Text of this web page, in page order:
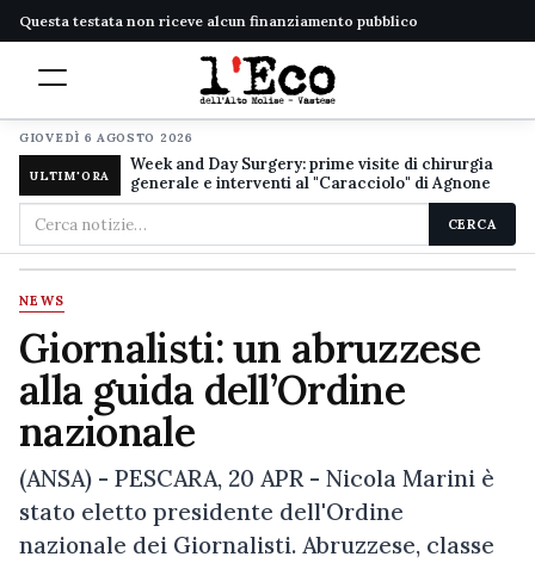
Questa testata non riceve alcun finanziamento pubblico
GIOVEDÌ 6 AGOSTO 2026
ULTIM'ORA
Week and Day Surgery: prime visite di chirurgia
generale e interventi al "Caracciolo" di Agnone
Cerca
nel
sito
CERCA
NEWS
Giornalisti: un abruzzese
alla guida dell’Ordine
nazionale
(ANSA) - PESCARA, 20 APR - Nicola Marini è
stato eletto presidente dell'Ordine
nazionale dei Giornalisti. Abruzzese, classe